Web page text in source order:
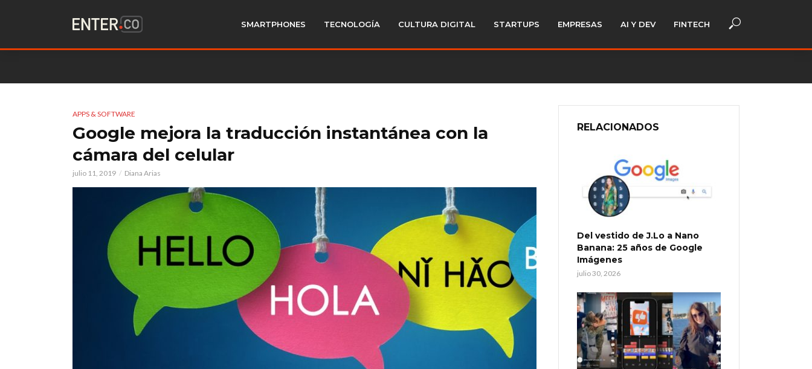
SMARTPHONES TECNOLOGÍA CULTURA DIGITAL STARTUPS EMPRESAS AI Y DEV FINTECH
APPS & SOFTWARE
Google mejora la traducción instantánea con la
cámara del celular
julio 11, 2019 Diana Arias
RELACIONADOS
Del vestido de J.Lo a Nano
Banana: 25 años de Google
Imágenes
julio 30, 2026